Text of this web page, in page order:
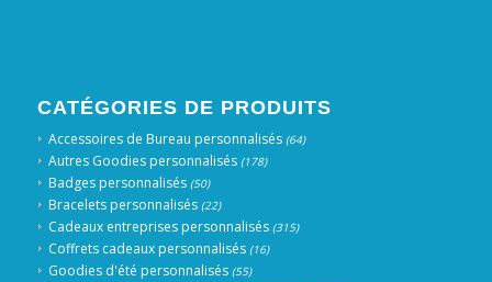
CATÉGORIES DE PRODUITS
Accessoires de Bureau personnalisés (64)
Autres Goodies personnalisés (178)
Badges personnalisés (50)
Bracelets personnalisés (22)
Cadeaux entreprises personnalisés (315)
Coffrets cadeaux personnalisés (16)
Goodies d'été personnalisés (55)